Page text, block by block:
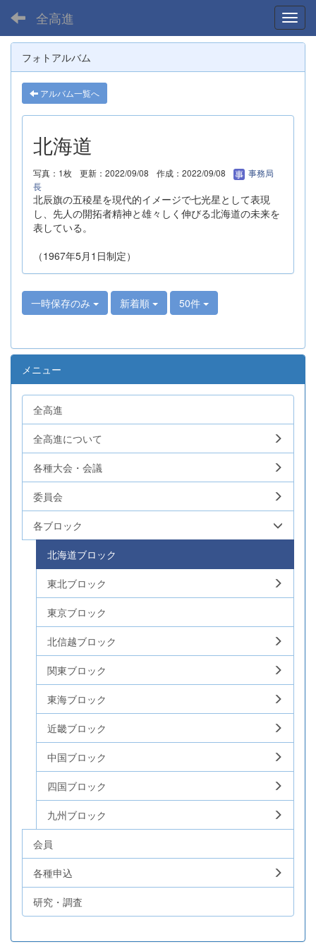
全高進
フォトアルバム
アルバム一覧へ
北海道
写真：1枚 更新：2022/09/08 作成：2022/09/08
事務局
長
北辰旗の五稜星を現代的イメージで七光星として表現
し、先人の開拓者精神と雄々しく伸びる北海道の未来を
表している。
（1967年5月1日制定）
一時保存のみ 新着順 50件
メニュー
全高進
全高進について
各種大会・会議
委員会
各ブロック
北海道ブロック
東北ブロック
東京ブロック
北信越ブロック
関東ブロック
東海ブロック
近畿ブロック
中国ブロック
四国ブロック
九州ブロック
会員
各種申込
研究・調査